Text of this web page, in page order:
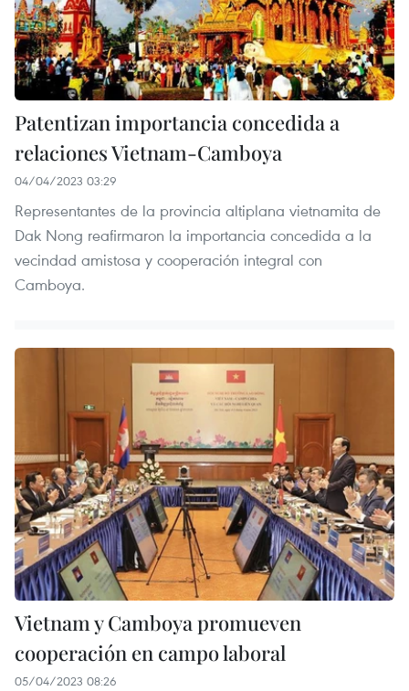
Patentizan importancia concedida a
relaciones Vietnam-Camboya
04/04/2023 03:29
Representantes de la provincia altiplana vietnamita de
Dak Nong reafirmaron la importancia concedida a la
vecindad amistosa y cooperación integral con
Camboya.
Vietnam y Camboya promueven
cooperación en campo laboral
05/04/2023 08:26